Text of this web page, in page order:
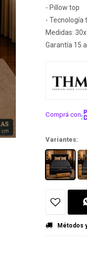
- Pillow top
- Tecnología
Medidas:
Garantía 15
Comprá con
Variantes:
Métodos